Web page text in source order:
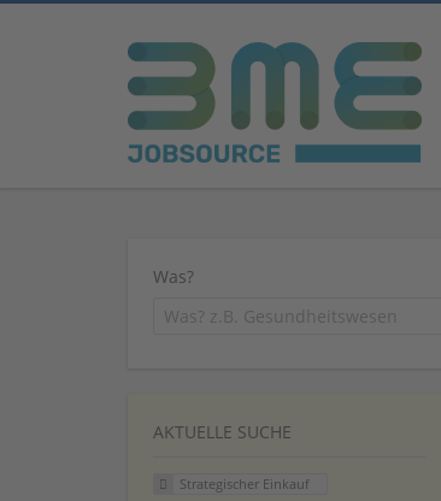
Was?
AKTUELLE SUCHE
Strategischer Einkauf